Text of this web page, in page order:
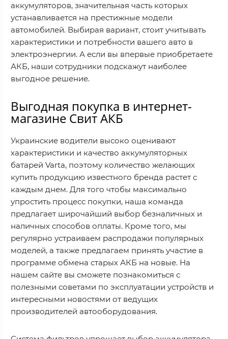
аккумуляторов, значительная часть которых
устанавливается на престижные модели
автомобилей. Выбирая вариант, стоит учитывать
характеристики и потребности вашего авто в
электроэнергии. А если вы впервые приобретаете
АКБ, наши сотрудники подскажут наиболее
выгодное решение.
Выгодная покупка в интернет-
магазине Свит АКБ
Украинские водители высоко оценивают
характеристики и качество аккумуляторных
батарей Varta, поэтому количество желающих
купить продукцию известного бренда растет с
каждым днем. Для того чтобы максимально
упростить процесс покупки, наша команда
предлагает широчайший выбор безналичных и
наличных способов оплаты. Кроме того, мы
регулярно устраиваем распродажи популярных
моделей, а также предлагаем принять участие в
программе обмена старых АКБ на новые. На
нашем сайте вы сможете познакомиться с
полезными советами по эксплуатации устройств и
интересными новостями от ведущих
производителей автооборудования.